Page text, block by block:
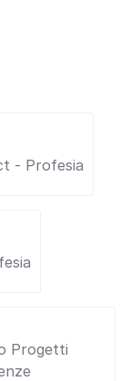
- Profesia
Progetti